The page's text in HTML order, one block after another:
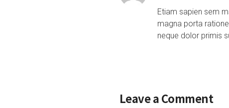
Etiam sapien sem
magna porta
neque dolor primis
Leave a Comment